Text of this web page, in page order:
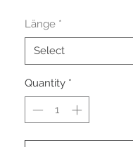
Länge *
Quantity *